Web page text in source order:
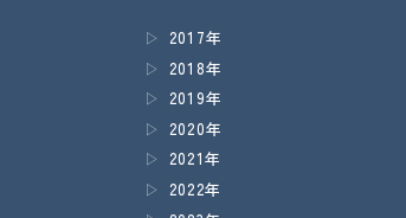
2017年
2018年
2019年
2020年
2021年
2022年